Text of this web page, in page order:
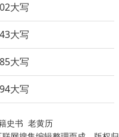
大写
大写
大写
大写
史书 老黄历